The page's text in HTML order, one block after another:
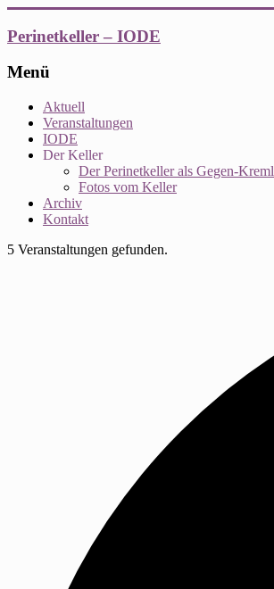
Inhalt
springen
Perinetkeller – IODE
Menü
Aktuell
Veranstaltungen
IODE
Der Keller
Der Perinetkeller als Gegen-Kreml
Fotos vom Keller
Archiv
Kontakt
5 Veranstaltungen gefunden.